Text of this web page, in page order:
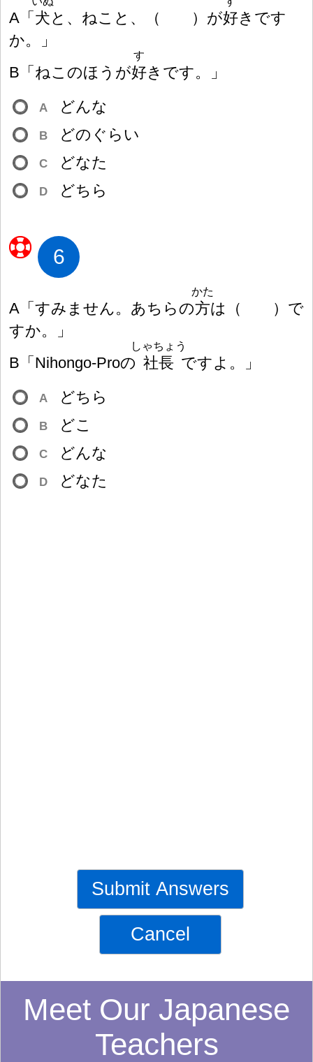
A「 犬と、ねこと、 （ ） が好きです
か。」
B「ねこのほうが好
す
きです。」
A どんな
B どのぐらい
C どなた
D どちら
6
A「すみません。あちらの方
かた
は （ ） で
すか。」
B「Nihongo-Proの 社長
しゃちょう
ですよ。」
A どちら
B どこ
C どんな
D どなた
Submit Answers
Cancel
Meet Our Japanese
Teachers